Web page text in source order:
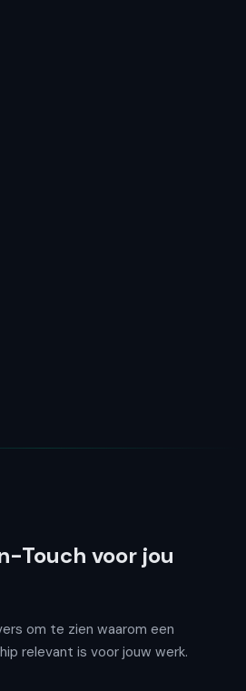
Touch voor jou
om te zien waarom een
relevant is voor jouw werk.